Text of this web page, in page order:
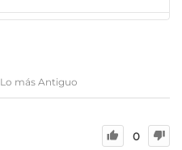
Lo más Antiguo
0